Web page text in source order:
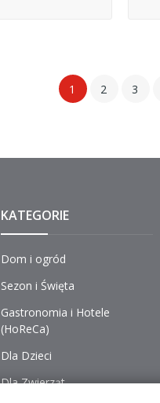
1 2 3
KATEGORIE
Dom i ogród
Sezon i Święta
Gastronomia i Hotele
(HoReCa)
Dla Dzieci
Dla Zwierząt